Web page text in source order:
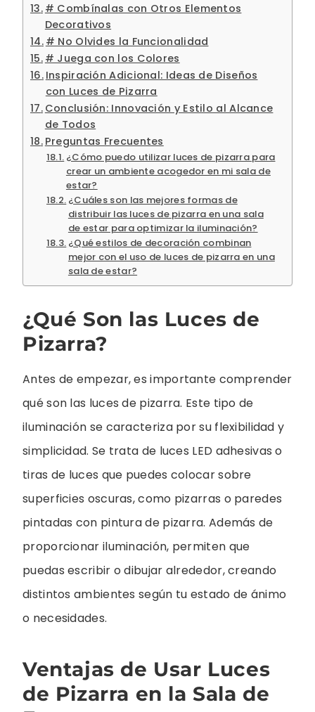
# Combínalas con Otros Elementos
Decorativos
# No Olvides la Funcionalidad
# Juega con los Colores
Inspiración Adicional: Ideas de Diseños
con Luces de Pizarra
Conclusión: Innovación y Estilo al Alcance
de Todos
Preguntas Frecuentes
¿Cómo puedo utilizar luces de pizarra para
crear un ambiente acogedor en mi sala de
estar?
¿Cuáles son las mejores formas de
distribuir las luces de pizarra en una sala
de estar para optimizar la iluminación?
¿Qué estilos de decoración combinan
mejor con el uso de luces de pizarra en una
sala de estar?
¿Qué Son las Luces de
Pizarra?
Antes de empezar, es importante comprender
qué son las luces de pizarra. Este tipo de
iluminación se caracteriza por su flexibilidad y
simplicidad. Se trata de luces LED adhesivas o
tiras de luces que puedes colocar sobre
superficies oscuras, como pizarras o paredes
pintadas con pintura de pizarra. Además de
proporcionar iluminación, permiten que
puedas escribir o dibujar alrededor, creando
distintos ambientes según tu estado de ánimo
o necesidades.
Ventajas de Usar Luces
de Pizarra en la Sala de